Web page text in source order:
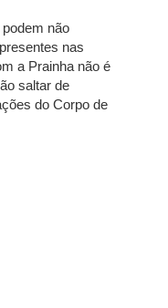
não
nas
a Prainha não é
saltar de
do Corpo de